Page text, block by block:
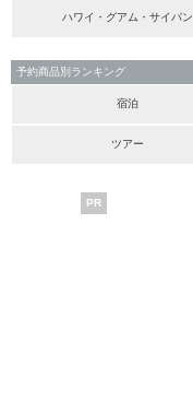
ハワイ・グアム・サイパン
予約商品別ランキング
宿泊
ツアー
PR